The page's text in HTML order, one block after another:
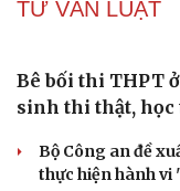
Nóng 24h ngày 9/
VỤ ÁN
Truy tố tài xế xe
Long